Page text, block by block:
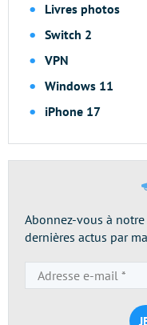
Livres photos
Switch 2
VPN
Windows 11
iPhone 17
Abonnez-vous à
dernières actus par